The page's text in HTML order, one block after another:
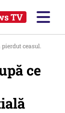
TV
ceasul.
ce